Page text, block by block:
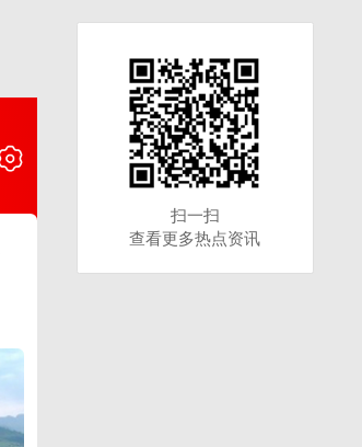
扫一扫
查看更多热点资讯
扫一扫
查看更多热点资讯